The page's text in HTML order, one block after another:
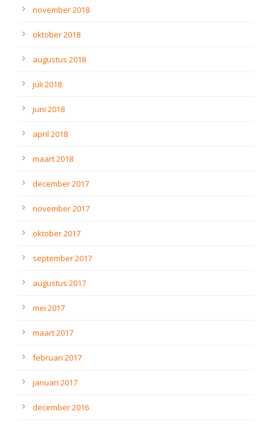
november 2018
oktober 2018
augustus 2018
juli 2018
juni 2018
april 2018
maart 2018
december 2017
november 2017
oktober 2017
september 2017
augustus 2017
mei 2017
maart 2017
februari 2017
januari 2017
december 2016